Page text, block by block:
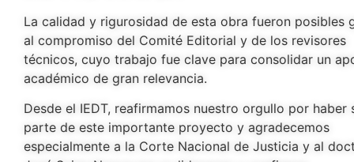
La calidad y rigurosidad de esta obra fueron posibles
al compromiso del Comité Editorial y de los revisores
técnicos, cuyo trabajo fue clave para consolidar un
académico de gran relevancia.
Desde el IEDT, reafirmamos nuestro orgullo por haber
parte de este importante proyecto y agradecemos
especialmente a la Corte Nacional de Justicia y al